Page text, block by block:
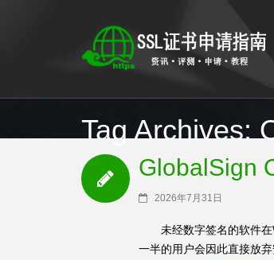
Tag Archives:
SSL证书首页 OV代码签名证书
GlobalSign
2026年7月31日
未经数字签名的软件
一半的用户会因此直接放